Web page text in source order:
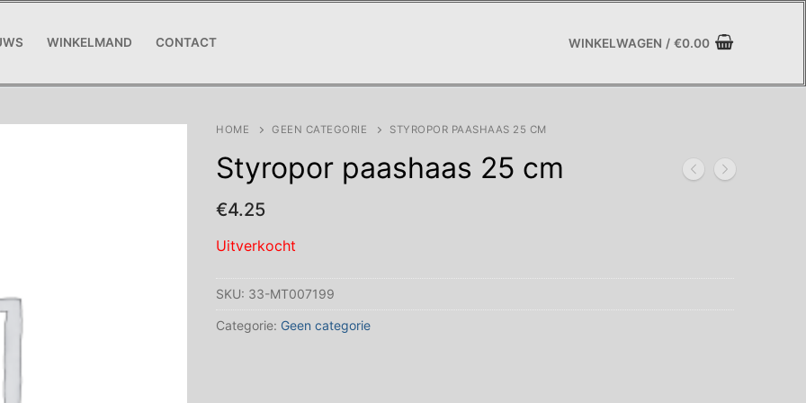
WINKELMAND CONTACT WINKELWAGEN / €0.00
HOME GEEN CATEGORIE STYROPOR PAASHAAS 25 CM
Styropor paashaas 25 cm
€4.25
Uitverkocht
SKU: 33-MT007199
Categorie: Geen categorie